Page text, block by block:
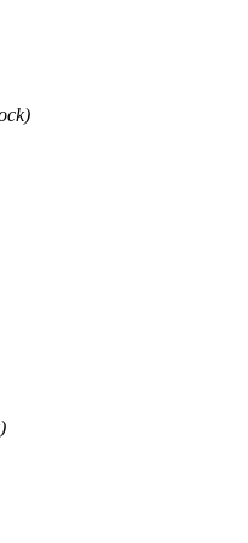
et des intérêts flexibles
passif